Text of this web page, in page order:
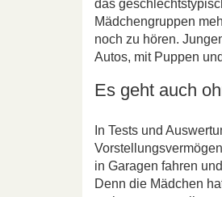
das
Mädchengruppen
noch zu hören.
Autos, mit Puppen
Es geht auch
In Tests und
in Garagen fahren
Denn die Mädchen